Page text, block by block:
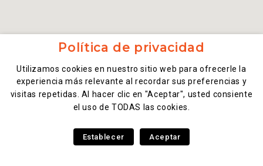
Política de privacidad
Utilizamos cookies en nuestro sitio web para ofrecerle la
experiencia más relevante al recordar sus preferencias y
visitas repetidas. Al hacer clic en "Aceptar", usted consiente
el uso de TODAS las cookies.
Establecer Aceptar